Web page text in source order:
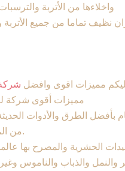
واخلاءها من الأتربة
مميزات اقوى وافضل
مميزات أقوى شركة
بأفضل الطرق والأدوات
من المنزل بسهولة ويسر وأمان.
الحشرية والمصرح بها
والنمل والذباب والناموس